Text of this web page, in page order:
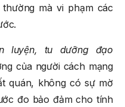
mà vi phạm các
luyện, tu dưỡng đạo
của người cách mạng
quán, không có sự mờ
đo bảo đảm cho tính